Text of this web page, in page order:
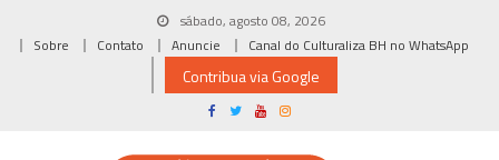
sábado, agosto 08, 2026
Sobre
Contato Anuncie Canal do Culturaliza BH no WhatsApp
Contribua via Google